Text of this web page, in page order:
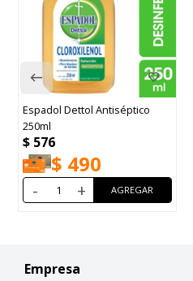
Espadol Dettol Antiséptico
250ml
$ 576
$ 490
- +
Empresa